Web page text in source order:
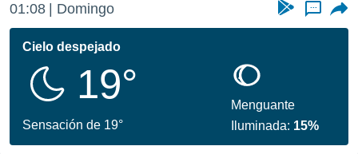
de
por
se
calidad.
a este
las
01:08 Domingo ...
Cielo despejado
19°
Sensación de 19°
Menguante
Iluminada: 15%